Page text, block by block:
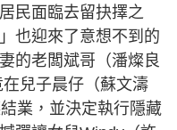
民面臨去留抉擇之
也迎來了意想不到的
的老闆斌哥（潘燦良
兒子晨仔（蘇文濤
業，並決定執行隱藏